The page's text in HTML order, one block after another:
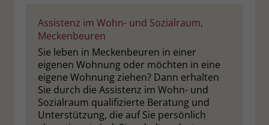
Assistenz im Wohn- und Sozialraum,
Meckenbeuren
Sie leben in Meckenbeuren in einer
eigenen Wohnung oder möchten in eine
eigene Wohnung ziehen? Dann erhalten
Sie durch die Assistenz im Wohn- und
Sozialraum qualifizierte Beratung und
Unterstützung, die auf Sie persönlich